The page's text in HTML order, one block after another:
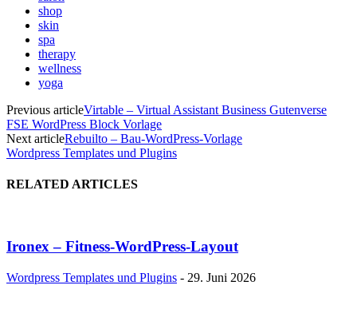
shop
skin
spa
therapy
wellness
yoga
Previous articleVirtable – Virtual Assistant Business Gutenverse
FSE WordPress Block Vorlage
Next articleRebuilto – Bau-WordPress-Vorlage
Wordpress Templates und Plugins
RELATED ARTICLES
Ironex – Fitness-WordPress-Layout
Wordpress Templates und Plugins - 29. Juni 2026